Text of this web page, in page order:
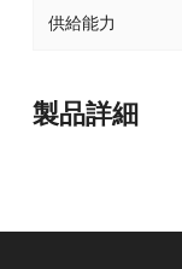
供給能力
製品詳細